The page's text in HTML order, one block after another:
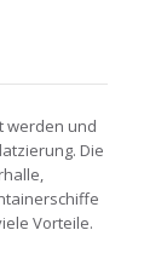
werden und
Die
Vorteile.